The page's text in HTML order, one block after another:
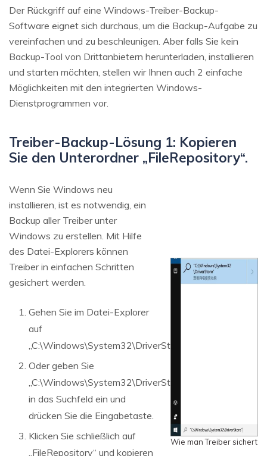
Der Rückgriff auf eine Windows-Treiber-Backup-
Software eignet sich durchaus, um die Backup-Aufgabe zu
vereinfachen und zu beschleunigen. Aber falls Sie kein
Backup-Tool von Drittanbietern herunterladen, installieren
und starten möchten, stellen wir Ihnen auch 2 einfache
Möglichkeiten mit den integrierten Windows-
Dienstprogrammen vor.
Treiber-Backup-Lösung 1: Kopieren
Sie den Unterordner „FileRepository“.
Wenn Sie Windows neu
installieren, ist es notwendig, ein
Backup aller Treiber unter
Windows zu erstellen. Mit Hilfe
des Datei-Explorers können
Treiber in einfachen Schritten
gesichert werden.
Gehen Sie im Datei-Explorer
auf
„C:\Windows\System32\DriverStore“.
Oder geben Sie
„C:\Windows\System32\DriverStore“
in das Suchfeld ein und
drücken Sie die Eingabetaste.
Klicken Sie schließlich auf
„FileRepository“ und kopieren
Wie man Treiber sichert